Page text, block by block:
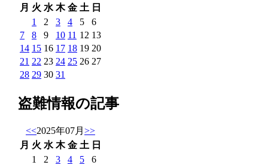
月 火 水 木 金 土 日
1
2 3 4 5
6
7
8 9 10 11 12 13
14 15 16 17 18 19 20
21 22 23 24 25 26 27
28 29 30 31
盗難情報の記事
<<2025年07月 >>
月 火 水 木 金 土 日
1
2 3 4 5
6